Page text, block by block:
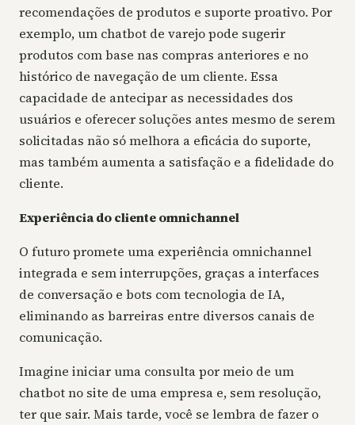
recomendações de produtos e suporte proativo. Por
exemplo, um chatbot de varejo pode sugerir
produtos com base nas compras anteriores e no
histórico de navegação de um cliente. Essa
capacidade de antecipar as necessidades dos
usuários e oferecer soluções antes mesmo de serem
solicitadas não só melhora a eficácia do suporte,
mas também aumenta a satisfação e a fidelidade do
cliente.
Experiência do cliente omnichannel
O futuro promete uma experiência omnichannel
integrada e sem interrupções, graças a interfaces
de conversação e bots com tecnologia de IA,
eliminando as barreiras entre diversos canais de
comunicação.
Imagine iniciar uma consulta por meio de um
chatbot no site de uma empresa e, sem resolução,
ter que sair. Mais tarde, você se lembra de fazer o